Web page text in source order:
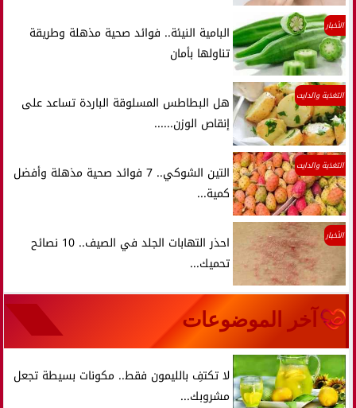
الأخبار
البامية النيئة.. فوائد صحية مذهلة وطريقة
تناولها بأمان
التغذية والدايت
هل البطاطس المسلوقة الباردة تساعد على
إنقاص الوزن......
التغذية والدايت
التين الشوكي.. 7 فوائد صحية مذهلة وأفضل
كمية...
الأخبار
احذر التهابات الجلد في الصيف.. 10 نصائح
تحميك...
آخر الموضوعات
لا تكتفِ بالليمون فقط.. مكونات بسيطة تجعل
مشروبك...